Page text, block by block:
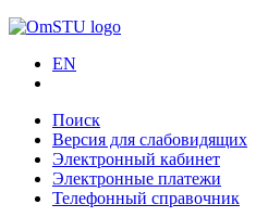
EN
Поиск
Версия для слабовидящих
Электронный кабинет
Электронные платежи
Телефонный справочник